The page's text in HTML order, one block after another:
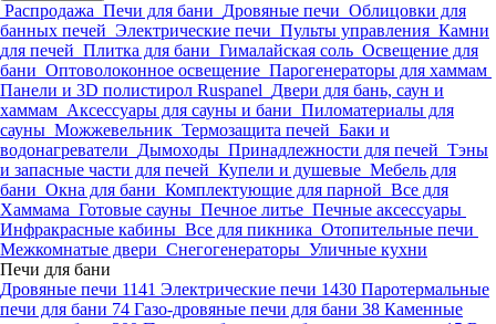
Распродажа Печи для бани Дровяные печи Облицовки для
банных печей Электрические печи Пульты управления Камни
для печей Плитка для бани Гималайская соль Освещение для
бани Оптоволоконное освещение Парогенераторы для хаммам
Панели и 3D полистирол Ruspanel Двери для бань, саун и
хаммам Аксессуары для сауны и бани Пиломатериалы для
сауны Можжевельник Термозащита печей Баки и
водонагреватели Дымоходы Принадлежности для печей Тэны
и запасные части для печей Купели и душевые Мебель для
бани Окна для бани Комплектующие для парной Все для
Хаммама Готовые сауны Печное литье Печные аксессуары
Инфракрасные кабины Все для пикника Отопительные печи
Межкомнатые двери Снегогенераторы Уличные кухни
Печи для бани
Дровяные печи 1141 Электрические печи 1430 Паротермальные
печи для бани 74 Газо-дровяные печи для бани 38 Каменные